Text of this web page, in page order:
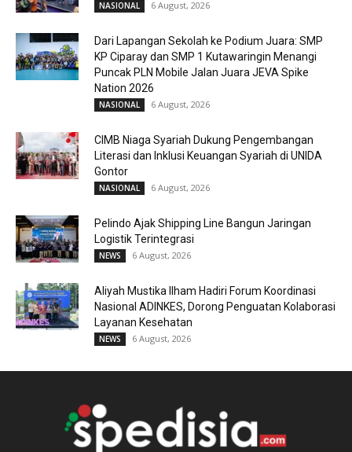
NASIONAL 6 August, 2026
Dari Lapangan Sekolah ke Podium Juara: SMP
KP Ciparay dan SMP 1 Kutawaringin Menangi
Puncak PLN Mobile Jalan Juara JEVA Spike
Nation 2026
NASIONAL 6 August, 2026
CIMB Niaga Syariah Dukung Pengembangan
Literasi dan Inklusi Keuangan Syariah di UNIDA
Gontor
NASIONAL 6 August, 2026
Pelindo Ajak Shipping Line Bangun Jaringan
Logistik Terintegrasi
NEWS 6 August, 2026
Aliyah Mustika Ilham Hadiri Forum Koordinasi
Nasional ADINKES, Dorong Penguatan Kolaborasi
Layanan Kesehatan
NEWS 6 August, 2026